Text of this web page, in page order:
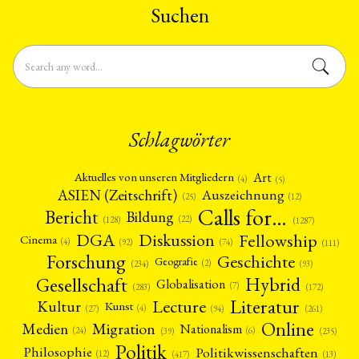
Suchen
Schlagwörter
Aktuelles von unseren Mitgliedern (4) Art (5)
ASIEN (Zeitschrift) (25) Auszeichnung (12)
Bericht (128) Bildung (22) Calls for… (1287)
Cinema (4) DGA (92) Diskussion (74) Fellowship (111)
Forschung (234) Geografie (2) Geschichte (93)
Gesellschaft (283) Globalisation (7) Hybrid (172)
Kultur (27) Kunst (4) Lecture (94) Literatur (261)
Medien (24) Migration (39) Nationalism (6) Online (235)
Philosophie (12) Politik (417) Politikwissenschaften (13)